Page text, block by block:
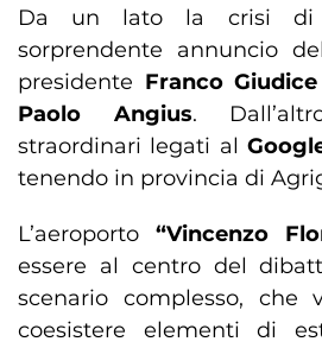
Da un lato la crisi di
sorprendente annuncio
presidente Franco Giudice
Paolo Angius.
straordinari legati al
tenendo in provincia di
L’aeroporto “Vincenzo
essere al centro del
scenario complesso, che
coesistere elementi di